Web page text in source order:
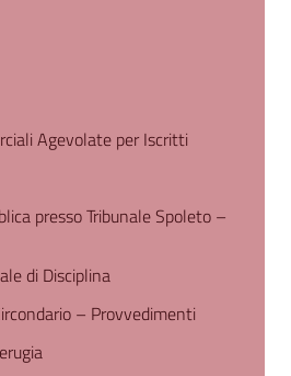
Agevolate per Iscritti
presso Tribunale Spoleto –
di Disciplina
– Provvedimenti